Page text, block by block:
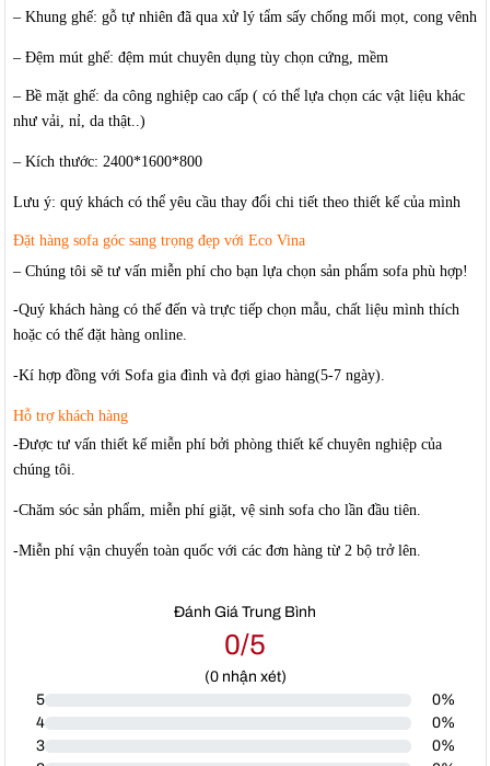
– Khung ghế: gỗ tự nhiên đã qua xử lý tẩm sấy chống mối mọt, cong vênh
– Đệm mút ghế: đệm mút chuyên dụng tùy chọn cứng, mềm
– Bề mặt ghế: da công nghiệp cao cấp ( có thể lựa chọn các vật liệu khác
như vải, nỉ, da thật..)
– Kích thước: 2400*1600*800
Lưu ý: quý khách có thể yêu cầu thay đổi chi tiết theo thiết kế của mình
Đặt hàng sofa góc sang trọng đẹpvới Eco Vina
– Chúng tôi sẽ tư vấn miễn phí cho bạn lựa chọn sản phẩm sofa phù hợp!
-Quý khách hàng có thế đến và trực tiếp chọn mẫu, chất liệu mình thích
hoặc có thế đặt hàng online.
-Kí hợp đồng với Sofa gia đình và đợi giao hàng(5-7 ngày).
Hỗ trợ khách hàng
-Được tư vấn thiết kế miễn phí bởi phòng thiết kế chuyên nghiệp của
chúng tôi.
-Chăm sóc sản phẩm, miễn phí giặt, vệ sinh sofa cho lần đầu tiên.
-Miễn phí vận chuyển toàn quốc với các đơn hàng từ 2 bộ trở lên.
Đánh Giá Trung Bình
0/5
(0nhận xét)
5
0%
4
0%
3
0%